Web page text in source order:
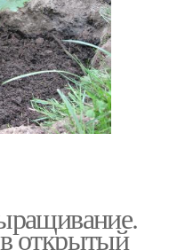
открытый